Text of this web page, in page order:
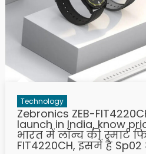
Technology
Zebronics ZEB-
launch in India, know
भारत में लॉन्च की स्मार्ट
FIT4220CH, इसमें है